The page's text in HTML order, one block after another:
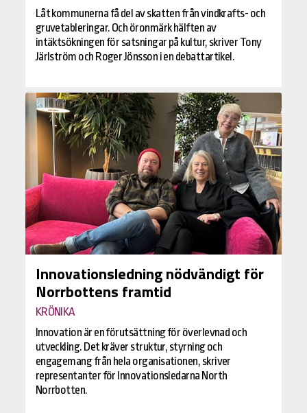
Låt kommunerna få del av skatten från vindkrafts- och
gruvetableringar. Och öronmärk hälften av
intäktsökningen för satsningar på kultur, skriver Tony
Järlström och Roger Jönsson i en debattartikel.
Innovationsledning nödvändigt för
Norrbottens framtid
KRÖNIKA
Innovation är en förutsättning för överlevnad och
utveckling. Det kräver struktur, styrning och
engagemang från hela organisationen, skriver
representanter för Innovationsledarna North
Norrbotten.